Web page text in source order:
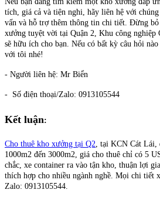
tích, giá cả và tiện nghi, hãy liên hệ với
vấn và hỗ trợ thêm thông tin chi tiết. Đừng
xưởng tuyệt vời tại Quận 2, Khu công nghiệp
sẽ hữu ích cho bạn. Nếu có bất kỳ câu hỏi
với tôi nhé!
- Người liên hệ: Mr Biển
- Số điện thoại/Zalo: 0913105544
Kết luận:
Cho thuê kho xưởng tại Q2, tại KCN Cát Lái,
1000m2 đến 3000m2, giá cho thuê chỉ có 5
chắc, xe container ra vào tận kho, thuận lợi
thích hợp cho nhiều ngành nghề. Mọi chi
Zalo: 0913105544.